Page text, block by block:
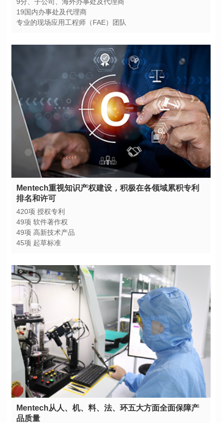
9分、子公司、海外办事处及代理商
19国内办事处及代理商
专业的现场应用工程师（FAE）团队
排名和许可
420项 授权专利
49项 软件著作权
49项 高新技术产品
45项 起草标准
品质量